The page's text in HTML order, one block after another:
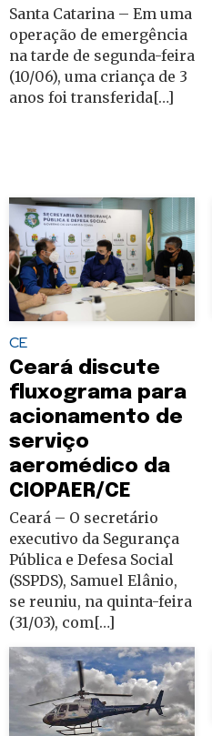
Santa Catarina – Em uma
operação de emergência
na tarde de segunda-feira
(10/06), uma criança de 3
anos foi transferida[…]
CE
Ceará discute
fluxograma para
acionamento de
serviço
aeromédico da
CIOPAER/CE
Ceará – O secretário
executivo da Segurança
Pública e Defesa Social
(SSPDS), Samuel Elânio,
se reuniu, na quinta-feira
(31/03), com[…]